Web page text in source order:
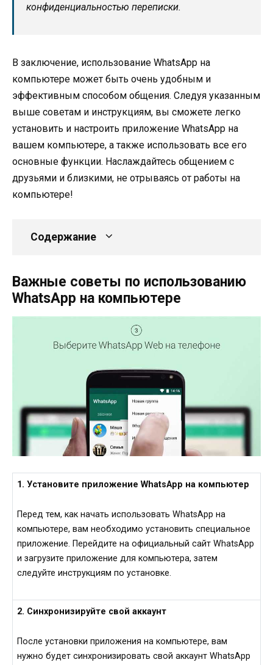
конфиденциальностью переписки.
В заключение, использование WhatsApp на
компьютере может быть очень удобным и
эффективным способом общения. Следуя указанным
выше советам и инструкциям, вы сможете легко
установить и настроить приложение WhatsApp на
вашем компьютере, а также использовать все его
основные функции. Наслаждайтесь общением с
друзьями и близкими, не отрываясь от работы на
компьютере!
Содержание
Важные советы по использованию
WhatsApp на компьютере
1. Установите приложение WhatsApp на компьютер
Перед тем, как начать использовать WhatsApp на
компьютере, вам необходимо установить специальное
приложение. Перейдите на официальный сайт WhatsApp
и загрузите приложение для компьютера, затем
следуйте инструкциям по установке.
2. Синхронизируйте свой аккаунт
После установки приложения на компьютере, вам
нужно будет синхронизировать свой аккаунт WhatsApp